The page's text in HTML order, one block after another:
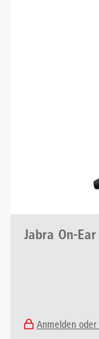
Jabra On-
Anmelden